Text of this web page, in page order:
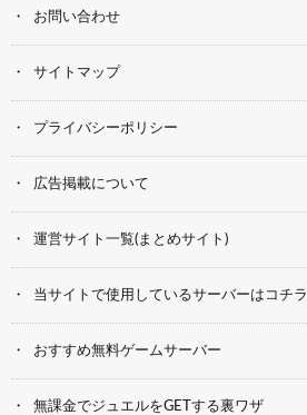
お問い合わせ
サイトマップ
プライバシーポリシー
広告掲載について
運営サイト一覧(まとめサイト)
当サイトで使用しているサーバーはコチラ
おすすめ無料ゲームサーバー
無課金でジュエルをGETする裏ワザ